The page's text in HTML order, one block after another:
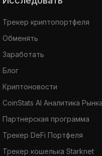
Трекер криптопортфеля
Обменять
Заработать
Блог
Криптоновости
CoinStats AI Аналитика Рынка
Партнерская программа
Трекер DeFi Портфеля
Трекер кошелька Starknet